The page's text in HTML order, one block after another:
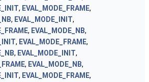
, EVAL_MODE_FRAME,
, EVAL_MODE_INIT,
, EVAL_MODE_NB,
, EVAL_MODE_FRAME,
, EVAL_MODE_INIT,
, EVAL_MODE_NB,
, EVAL_MODE_FRAME,